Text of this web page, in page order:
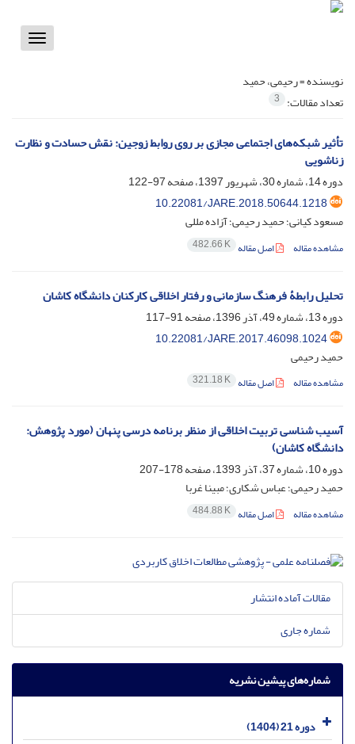
Toggle
نویسنده =رحیمی، حمید
تعداد مقالات: 3
تأثیر شبکه‌های اجتماعی مجازی بر روی روابط زوجین: نقش حسادت و نظارت
زناشویی
دوره 14، شماره 30، شهریور 1397، صفحه
97-122
10.22081/JARE.2018.50644.1218
مسعود کیانی؛ حمید رحیمی؛ آزاده مللی
مشاهده مقاله اصل مقاله 482.66 K
تحلیل رابطۀ فرهنگ سازمانی و رفتار اخلاقی کارکنان دانشگاه کاشان
دوره 13، شماره 49، آذر 1396، صفحه
91-117
10.22081/JARE.2017.46098.1024
حمید رحیمی
مشاهده مقاله اصل مقاله 321.18 K
آسیب شناسی تربیت اخلاقی از منظر برنامه درسی پنهان (مورد پژوهش:
دانشگاه کاشان)
دوره 10، شماره 37، آذر 1393، صفحه
178-207
حمید رحیمی؛ عباس شکاری؛ مبینا غربا
مشاهده مقاله اصل مقاله 484.88 K
مقالات آماده انتشار
شماره جاری
شماره‌های پیشین نشریه
دوره 21 (1404)